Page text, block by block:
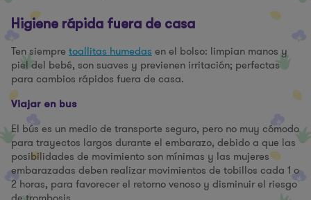
Higiene rápida fuera de casa
Ten siempre toallitas humedas en el bolso: limpian manos y
piel del bebé, son suaves y previenen irritación; perfectas
para cambios rápidos fuera de casa.
Viajar en bus
El bús es un medio de transporte seguro, pero no muy cómodo
para trayectos largos durante el embarazo, debido a que las
posibilidades de movimiento son mínimas y las mujeres
embarazadas deben realizar movimientos de tobillos cada 1 o
2 horas, para favorecer el retorno venoso y disminuir el riesgo